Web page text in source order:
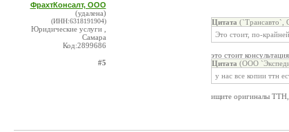
ФрахтКонсалт, ООО
(удалена)
(ИНН:6318191904)
Юридические услуги ,
Самара
Код:2899686
#5
Цитата (`Трансавто`,
Это стоит, по-
это стоит консультация
Цитата (ООО
у нас все копии ттн
ищите оригиналы ТТН,